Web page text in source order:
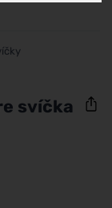
svíčka